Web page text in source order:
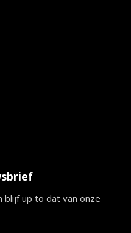
blijf up to dat van onze